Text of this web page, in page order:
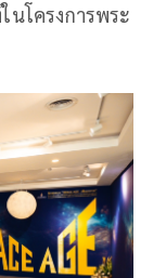
โครงการพระ